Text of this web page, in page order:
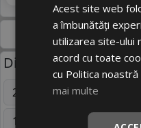
Dimensiuni uzuale
205/55 R16 195/65 R15
195/70 R15C
215/55
Acest site web
a îmbunătăți
utilizarea site-ului
acord cu toate
cu Politica
mai multe